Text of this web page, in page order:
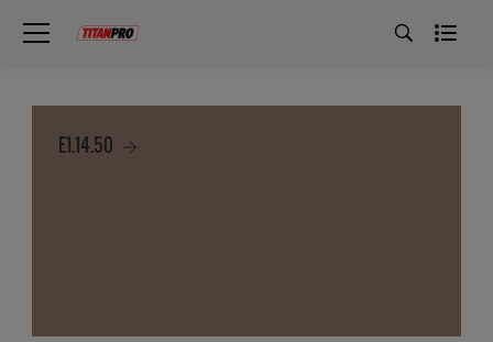
E1.14.50